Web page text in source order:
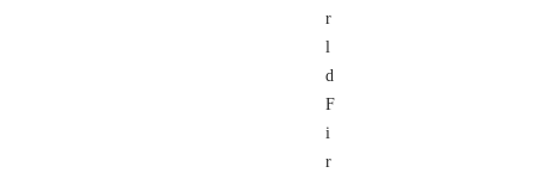
r
l
d
F
i
r